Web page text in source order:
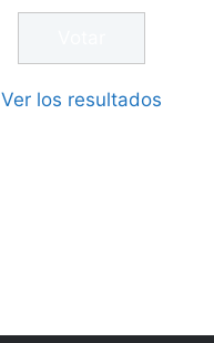
Ver los resultados